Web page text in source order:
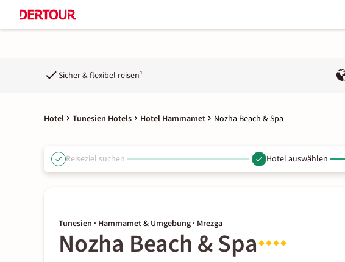
Sicher & flexibel reisen¹
Hotel Tunesien Hotels Hotel Hammamet Nozha Beach & Spa
Reiseziel suchen Hotel auswählen
Tunesien · Hammamet & Umgebung · Mrezga
Nozha Beach & Spa